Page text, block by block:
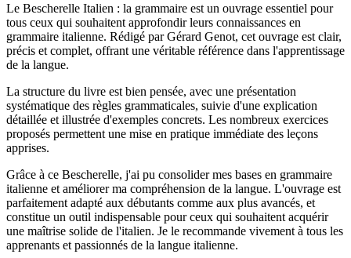
Le Bescherelle Italien : la grammaire est un ouvrage essentiel pour
tous ceux qui souhaitent approfondir leurs connaissances en
grammaire italienne. Rédigé par Gérard Genot, cet ouvrage est clair,
précis et complet, offrant une véritable référence dans l'apprentissage
de la langue.
La structure du livre est bien pensée, avec une présentation
systématique des règles grammaticales, suivie d'une explication
détaillée et illustrée d'exemples concrets. Les nombreux exercices
proposés permettent une mise en pratique immédiate des leçons
apprises.
Grâce à ce Bescherelle, j'ai pu consolider mes bases en grammaire
italienne et améliorer ma compréhension de la langue. L'ouvrage est
parfaitement adapté aux débutants comme aux plus avancés, et
constitue un outil indispensable pour ceux qui souhaitent acquérir
une maîtrise solide de l'italien. Je le recommande vivement à tous les
apprenants et passionnés de la langue italienne.